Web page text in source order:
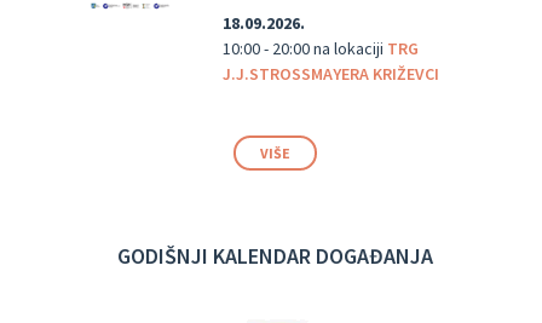
18.09.2026.
10:00 - 20:00na lokaciji TRG
J.J.STROSSMAYERA KRIŽEVCI
VIŠE
GODIŠNJI KALENDAR DOGAĐANJA